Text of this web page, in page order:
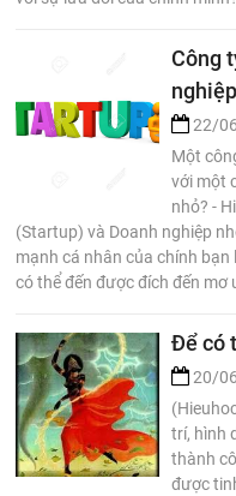
Công
22/
Một
với một
nhỏ? -
(Startup) và Doanh nghiệp
mạnh cá nhân của chính
có thể đến được đích đến mơ
Để có
20/
trí, hình
thành
được